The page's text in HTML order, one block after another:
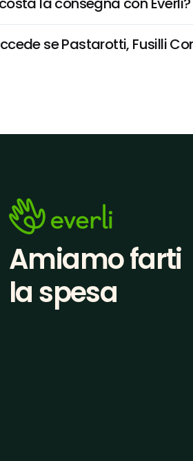
se Pastarotti, Fusilli
Amiamo farti
la spesa